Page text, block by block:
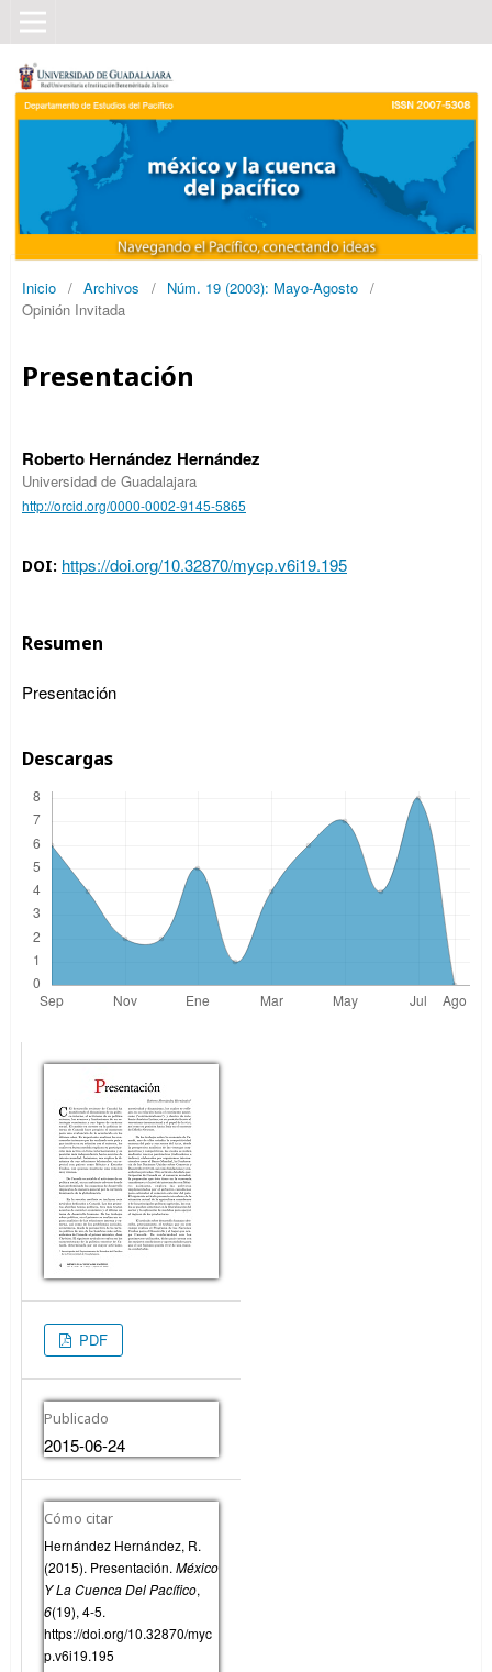
Inicio / Archivos / Núm. 19 (2003): Mayo-Agosto /
Opinión Invitada
Presentación
Roberto Hernández Hernández
Universidad de Guadalajara
http://orcid.org/0000-0002-9145-5865
DOI: https://doi.org/10.32870/mycp.v6i19.195
Resumen
Presentación
Descargas
PDF
Publicado
2015-06-24
Cómo citar
Hernández Hernández, R.
(2015). Presentación. México
Y La Cuenca Del Pacífico,
6(19), 4-5.
https://doi.org/10.32870/myc
p.v6i19.195